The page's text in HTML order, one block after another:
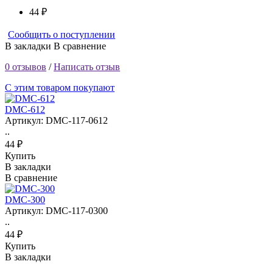
44 ₽
Сообщить о поступлении
В закладки В сравнение
0 отзывов /Написать отзыв
С этим товаром покупают
DMC-612
Артикул: DMC-117-0612
..
44 ₽
Купить
В закладки
В сравнение
DMC-300
Артикул: DMC-117-0300
..
44 ₽
Купить
В закладки